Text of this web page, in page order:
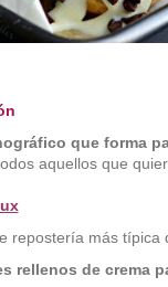
que forma
aquellos que
repostería más típica
rellenos de crema